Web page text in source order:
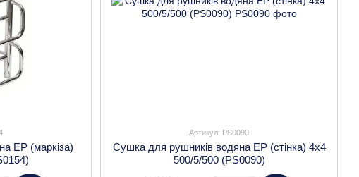
EP (маркіза)
Артикул: PS0090
Сушка для рушників водяна EP (стінка) 4х4
500/5/500 (PS0090)